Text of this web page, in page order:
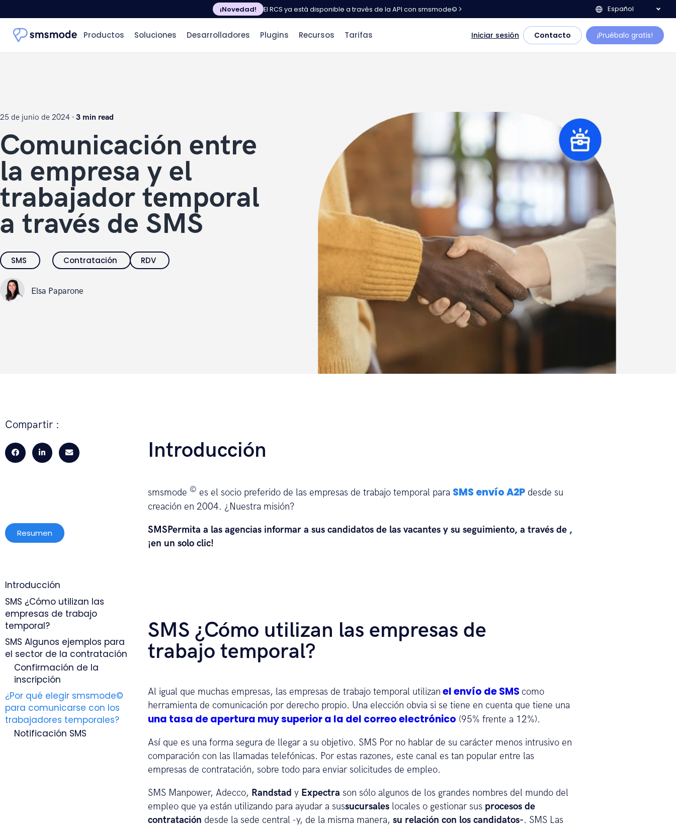
¡Novedad! El RCS ya está disponible a través de la API con smsmode© Español
Productos Soluciones Desarrolladores Plugins Recursos Tarifas Iniciar sesión Contacto ¡Pruébalo gratis!
25 de junio de 2024 -3 min read
Comunicación entre
la empresa y el
trabajador temporal
a través de SMS
SMS Contratación RDV
Elsa Paparone
Compartir :
Resumen
Introducción
SMS ¿Cómo utilizan las
empresas de trabajo
temporal?
SMS Algunos ejemplos para
el sector de la contratación
¿Por qué elegir smsmode©
para comunicarse con los
trabajadores temporales?
Notificación SMS
SMS marketing
Introducción
smsmode © es el socio preferido de las empresas de trabajo temporal para SMS envío A2Pdesde su
creación en 2004. ¿Nuestra misión?
SMSPermita a las agencias informar a sus candidatos de las vacantes y su seguimiento, a través de ,
¡en un solo clic!
SMS ¿Cómo utilizan las empresas de
trabajo temporal?
Al igual que muchas empresas, las empresas de trabajo temporal utilizan el envío de SMS como
herramienta de comunicación por derecho propio. Una elección obvia si se tiene en cuenta que tiene una
una tasa de apertura muy superior a la del correo electrónico (95% frente a 12%).
Así que es una forma segura de llegar a su objetivo. SMS Por no hablar de su carácter menos intrusivo en
comparación con las llamadas telefónicas. Por estas razones, este canal es tan popular entre las
empresas de contratación, sobre todo para enviar solicitudes de empleo.
SMS Manpower, Adecco, Randstad y Expectra son sólo algunos de los grandes nombres del mundo del
empleo que ya están utilizando para ayudar a sussucursaleslocales o gestionar susprocesos de
contratación desde la sede central -y, de la misma manera, su relación con los candidatos-. SMS Las